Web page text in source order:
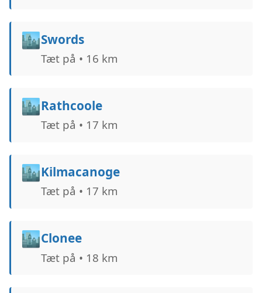
🏙️Swords
Tæt på • 16 km
🏙️Rathcoole
Tæt på • 17 km
🏙️Kilmacanoge
Tæt på • 17 km
🏙️Clonee
Tæt på • 18 km